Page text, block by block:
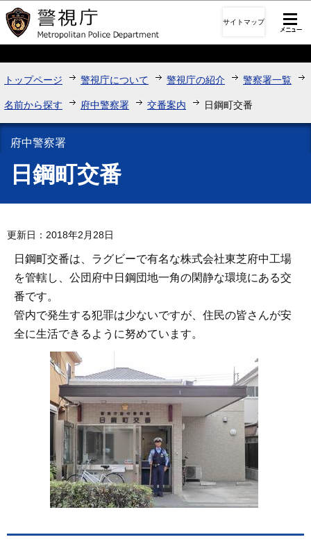
このページの本文へ移動
サイトマップ
トップページ 警視庁について 警視庁の紹介 警察署一覧
名前から探す 府中警察署 交番案内 日鋼町交番
府中警察署
日鋼町交番
更新日：2018年2月28日
日鋼町交番は、ラグビーで有名な株式会社東芝府中工場
を管轄し、公団府中日鋼団地一角の閑静な環境にある交
番です。
管内で発生する犯罪は少ないですが、住民の皆さんが安
全に生活できるように努めています。